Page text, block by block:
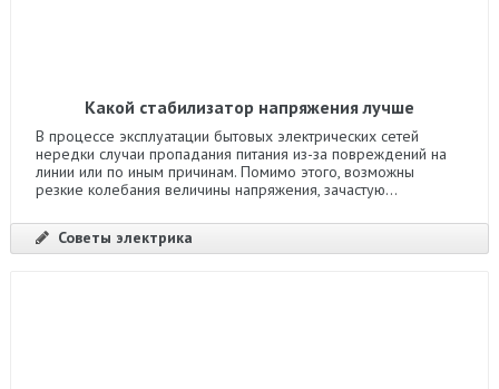
Какой стабилизатор напряжения лучше
В процессе эксплуатации бытовых электрических сетей
нередки случаи пропадания питания из-за повреждений на
линии или по иным причинам. Помимо этого, возможны
резкие колебания величины напряжения, зачастую...
Советы электрика